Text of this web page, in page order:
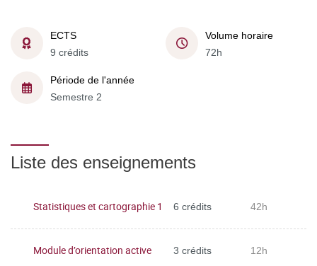
ECTS
9 crédits
Volume horaire
72h
Période de l'année
Semestre 2
Liste des enseignements
Statistiques et cartographie 1 6 crédits 42h
Module d’orientation active 3 crédits 12h